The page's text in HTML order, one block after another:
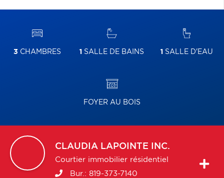
3 CHAMBRES 1 SALLE DE BAINS 1 SALLE D'EAU
FOYER AU BOIS
CLAUDIA LAPOINTE INC.
Courtier immobilier résidentiel
Bur.: 819-373-7140